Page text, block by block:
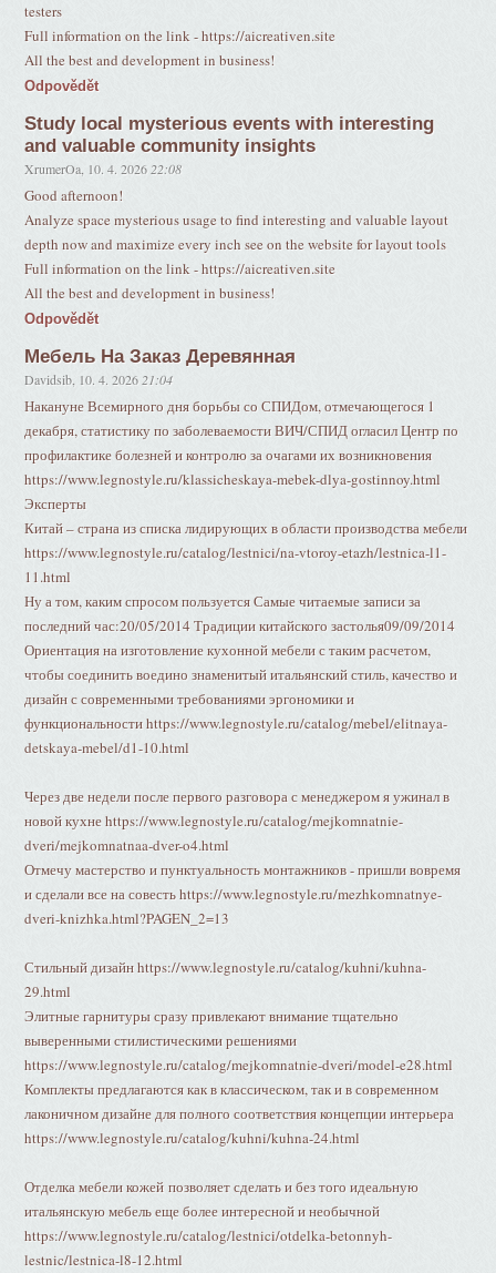
testers
Full information on the link - https://aicreativen.site
All the best and development in business!
Odpovědět
Study local mysterious events with interesting
and valuable community insights
XrumerOa 10. 4. 2026 22:08
Good afternoon!
Analyze space mysterious usage to find interesting and valuable layout
depth now and maximize every inch see on the website for layout tools
Full information on the link - https://aicreativen.site
All the best and development in business!
Odpovědět
Мебель На Заказ Деревянная
Davidsib 10. 4. 2026 21:04
Накануне Всемирного дня борьбы со СПИДом, отмечающегося 1
декабря, статистику по заболеваемости ВИЧ/СПИД огласил Центр по
профилактике болезней и контролю за очагами их возникновения
https://www.legnostyle.ru/klassicheskaya-mebek-dlya-gostinnoy.html
Эксперты
Китай – страна из списка лидирующих в области производства мебели
https://www.legnostyle.ru/catalog/lestnici/na-vtoroy-etazh/lestnica-l1-
11.html
Ну а том, каким спросом пользуется Самые читаемые записи за
последний час:20/05/2014 Традиции китайского застолья09/09/2014
Ориентация на изготовление кухонной мебели с таким расчетом,
чтобы соединить воедино знаменитый итальянский стиль, качество и
дизайн с современными требованиями эргономики и
функциональности https://www.legnostyle.ru/catalog/mebel/elitnaya-
detskaya-mebel/d1-10.html
Через две недели после первого разговора с менеджером я ужинал в
новой кухне https://www.legnostyle.ru/catalog/mejkomnatnie-
dveri/mejkomnatnaa-dver-o4.html
Отмечу мастерство и пунктуальность монтажников - пришли вовремя
и сделали все на совесть https://www.legnostyle.ru/mezhkomnatnye-
dveri-knizhka.html?PAGEN_2=13
Стильный дизайн https://www.legnostyle.ru/catalog/kuhni/kuhna-
29.html
Элитные гарнитуры сразу привлекают внимание тщательно
выверенными стилистическими решениями
https://www.legnostyle.ru/catalog/mejkomnatnie-dveri/model-e28.html
Комплекты предлагаются как в классическом, так и в современном
лаконичном дизайне для полного соответствия концепции интерьера
https://www.legnostyle.ru/catalog/kuhni/kuhna-24.html
Отделка мебели кожей позволяет сделать и без того идеальную
итальянскую мебель еще более интересной и необычной
https://www.legnostyle.ru/catalog/lestnici/otdelka-betonnyh-
lestnic/lestnica-l8-12.html